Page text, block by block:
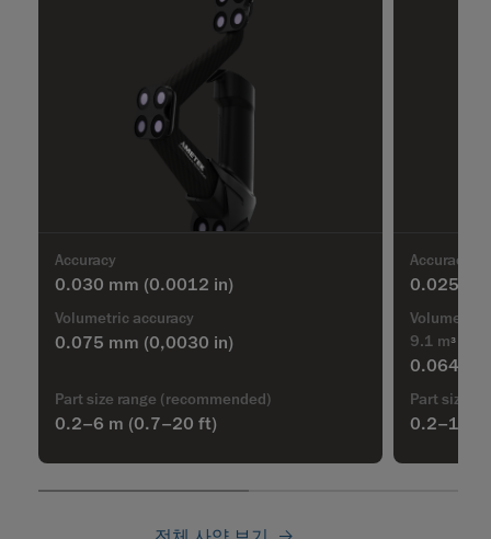
Accuracy
0.030 mm (0.0012 in)
Volumetric accuracy
0.075 mm (0,0030 in)
Part size range (recommended)
0.2–6 m (0.7–20 ft)
Accuracy
0.025
Volumetric
9.1 m3
0.064
Part size
0.2–10